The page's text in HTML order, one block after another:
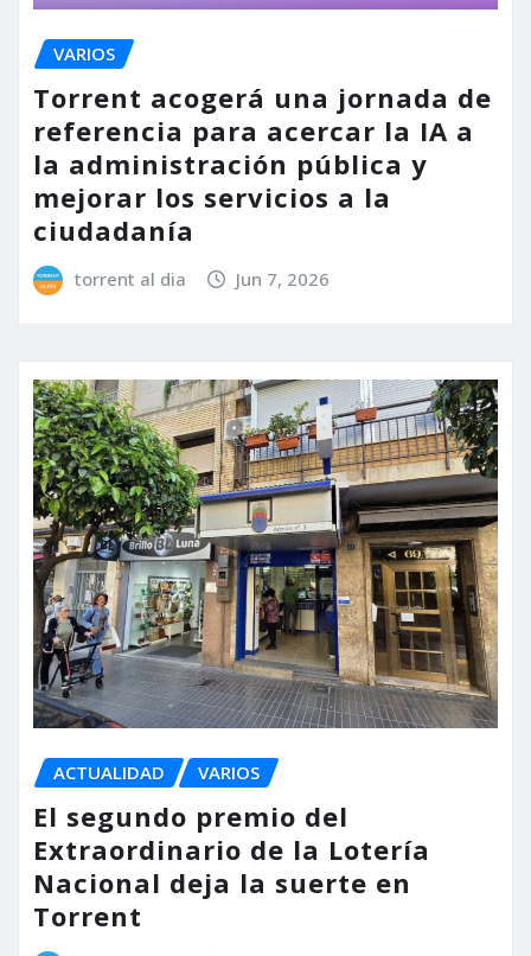
VARIOS
Torrent acogerá una jornada de
referencia para acercar la IA a
la administración pública y
mejorar los servicios a la
ciudadanía
torrent al dia Jun 7, 2026
ACTUALIDAD VARIOS
El segundo premio del
Extraordinario de la Lotería
Nacional deja la suerte en
Torrent